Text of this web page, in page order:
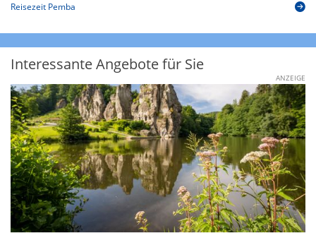
Reisezeit Pemba
Interessante Angebote für Sie
ANZEIGE